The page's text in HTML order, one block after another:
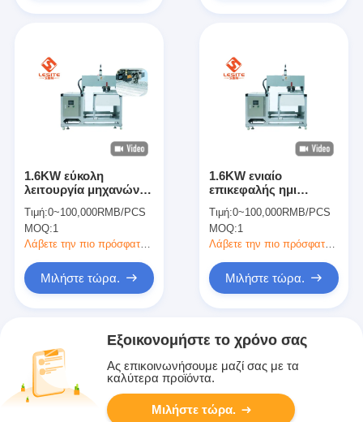
1.6KW εύκολη
λειτουργία μηχανών
ακρίβειας ημι
αυτόματη
Τιμή:0~100,000RMB/PCS
MOQ:1
Λάβετε την πιο πρόσφατη τιμή
Μιλήστε τώρα.
1.6KW ενιαίο
επικεφαλής ημι
μηχανών καρφώματος
που βάζει φλάντζα
στον τύπο
Τιμή:0~100,000RMB/PCS
MOQ:1
Λάβετε την πιο πρόσφατη τιμή
Μιλήστε τώρα.
Εξοικονομήστε το χρόνο σας
Ας επικοινωνήσουμε μαζί σας με τα
καλύτερα προϊόντα.
Μιλήστε τώρα.